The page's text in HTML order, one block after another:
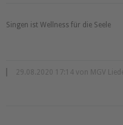
Singen ist Wellness für die Seele
29.08.2020 17:14 von MGV